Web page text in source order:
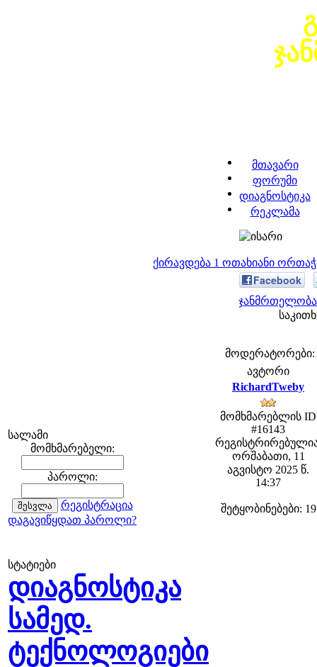
მთავარი
ფორუმი
დიაგნოსტიკა
რეკლამა
ქირავდება 1 ოთახიანი
სალამი
მომხმარებელი:
პაროლი:
რეგისტრაცია
დაგავიწყდათ პაროლი?
სტატიები
დიაგნოსტიკა
სამედ.
ტექნოლოგიები
Facebook
ჯანმრთელობა
მოდერატორები:
ავტორი
RichardTweby
მომხმარებლის ID
#16143
ორშაბათი, 11
აგვისტო 2025 წ.
14:37
შეტყობინებები: 19